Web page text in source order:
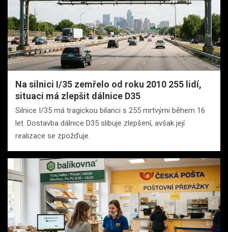
Na silnici I/35 zemřelo od roku 2010 255 lidí,
situaci má zlepšit dálnice D35
Silnice I/35 má tragickou bilanci s 255 mrtvými během 16
let. Dostavba dálnice D35 slibuje zlepšení, avšak její
realizace se zpožďuje.